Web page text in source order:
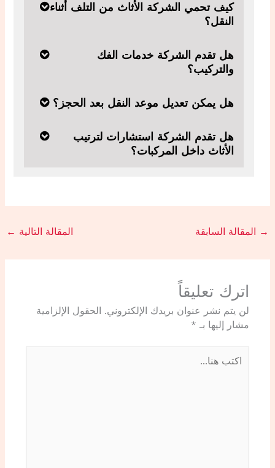
كيف تحمي الشركة الأثاث من التلف أثناء
النقل؟
هل تقدم الشركة خدمات الفك
والتركيب؟
هل يمكن تعديل موعد النقل بعد الحجز؟
هل تقدم الشركة استشارات لترتيب
الأثاث داخل المركبات؟
→ المقالة السابقة المقالة التالية ←
اترك تعليقاً
لن يتم نشر عنوان بريدك الإلكتروني.
الحقول الإلزامية
مشار إليها بـ *
هنا...